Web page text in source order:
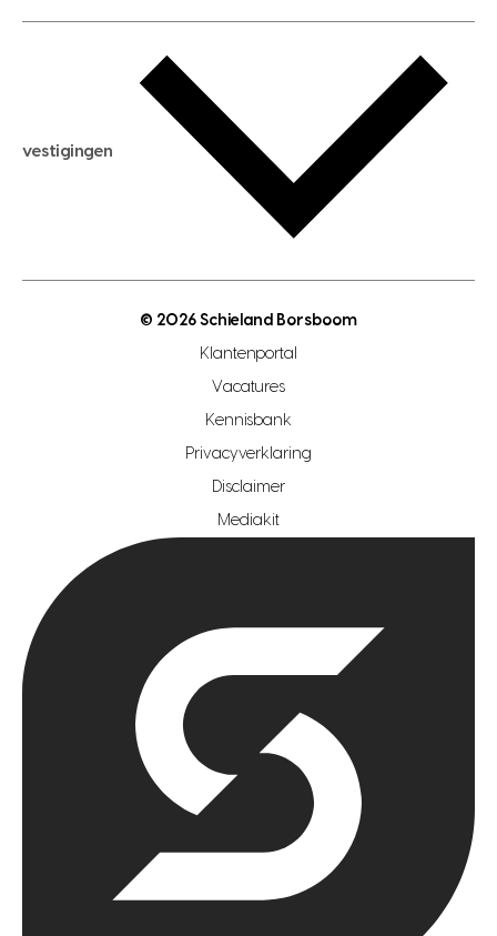
aankoopadvies
verkoopadvies
hypotheek berekenen
maximale hypotheek berekenen
hypotheek bespaarcheck
gratis zoekprofiel aanmaken
open woningwaarde dag
vestigingen
makelaar regio zoetermeer
hypotheekshop regio den haag
hypotheekshop regio rotterdam
© 2026 Schieland Borsboom
Klantenportal
Vacatures
Kennisbank
Privacyverklaring
Disclaimer
Mediakit